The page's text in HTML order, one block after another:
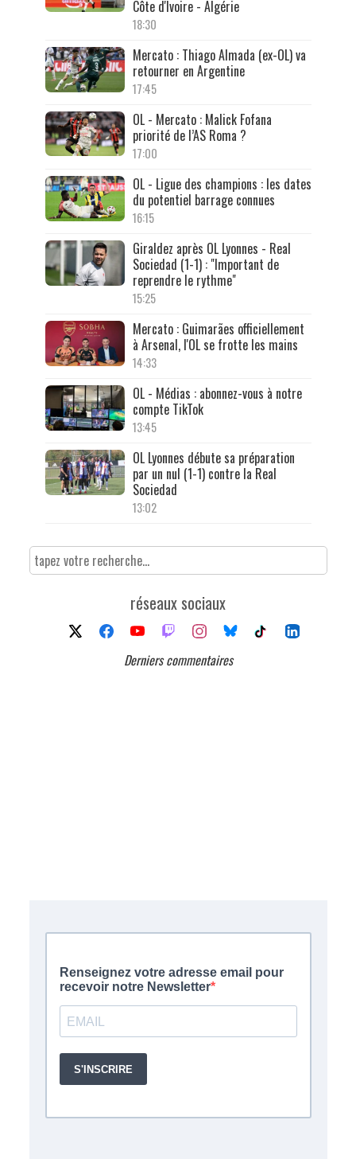
Côte d'Ivoire - Algérie
18:30
Mercato : Thiago Almada (ex-OL) va
retourner en Argentine
17:45
OL - Mercato : Malick Fofana
priorité de l’AS Roma ?
17:00
OL - Ligue des champions : les dates
du potentiel barrage connues
16:15
Giraldez après OL Lyonnes - Real
Sociedad (1-1) : "Important de
reprendre le rythme"
15:25
Mercato : Guimarães officiellement
à Arsenal, l'OL se frotte les mains
14:33
OL - Médias : abonnez-vous à notre
compte TikTok
13:45
OL Lyonnes débute sa préparation
par un nul (1-1) contre la Real
Sociedad
13:02
réseaux sociaux
Derniers commentaires